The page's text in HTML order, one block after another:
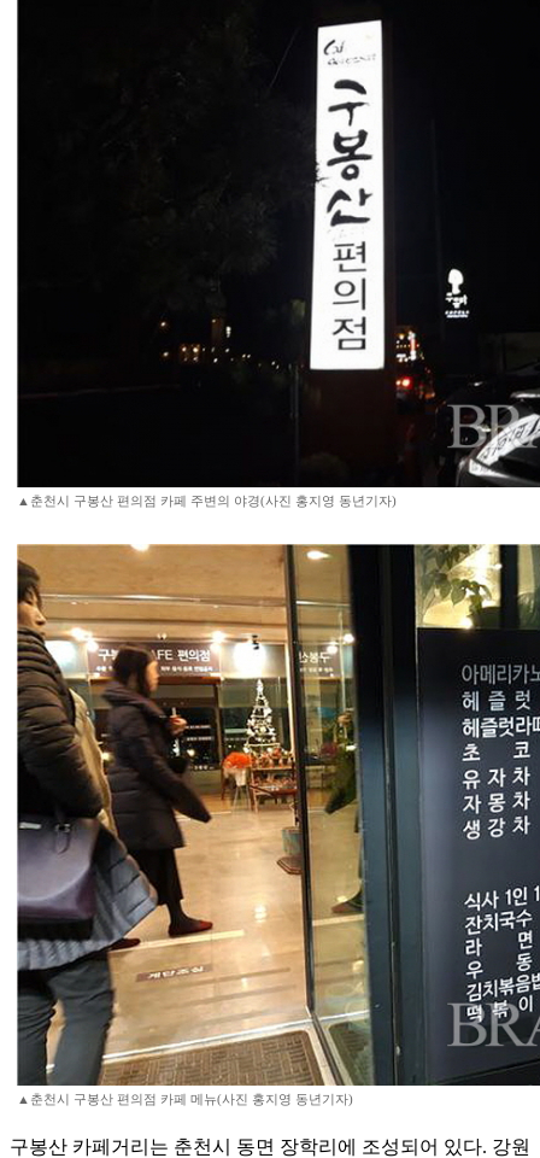
▲춘천시 구봉산 편의점 카페 주변의 야경(사진 홍지영 동년기자)
▲춘천시 구봉산 편의점 카페 메뉴(사진 홍지영 동년기자)
구봉산 카페거리는 춘천시 동면 장학리에 조성되어 있다. 강원